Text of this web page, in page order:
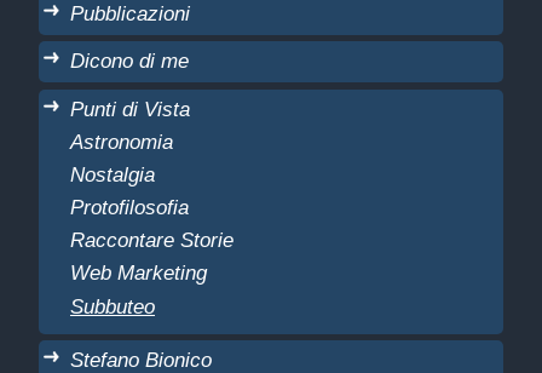
Pubblicazioni
Dicono di me
Punti di Vista
Astronomia
Nostalgia
Protofilosofia
Raccontare Storie
Web Marketing
Subbuteo
Stefano Bionico